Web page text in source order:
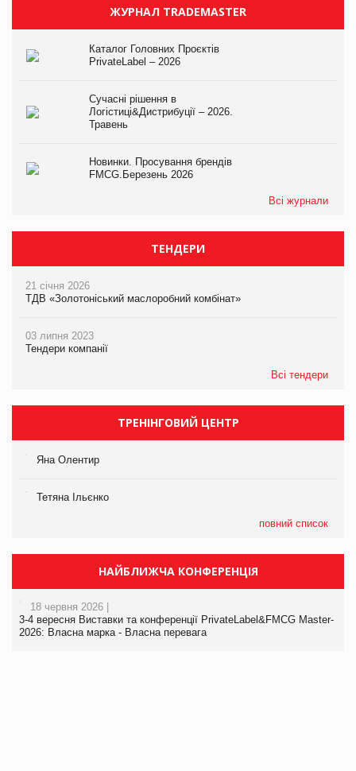
ЖУРНАЛ TRADEMASTER
Каталог Головних Проєктів
PrivateLabel – 2026
Сучасні рішення в
Логістиці&Дистрибуції – 2026.
Травень
Новинки. Просування брендів
FMCG.Березень 2026
Всі журнали
ТЕНДЕРИ
21 січня 2026
ТДВ «Золотоніський маслоробний комбінат»
03 липня 2023
Тендери компанії
Всі тендери
ТРЕНІНГОВИЙ ЦЕНТР
Яна Олентир
Тетяна Ільєнко
повний список
НАЙБЛИЖЧА КОНФЕРЕНЦІЯ
18 червня 2026 |
3-4 вересня Виставки та конференції PrivateLabel&FMCG Master-
2026: Власна марка - Власна перевага